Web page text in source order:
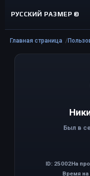
РУССКИЙ РАЗМЕР ©
Главная страница
Был в
ID: 25002На
Время на